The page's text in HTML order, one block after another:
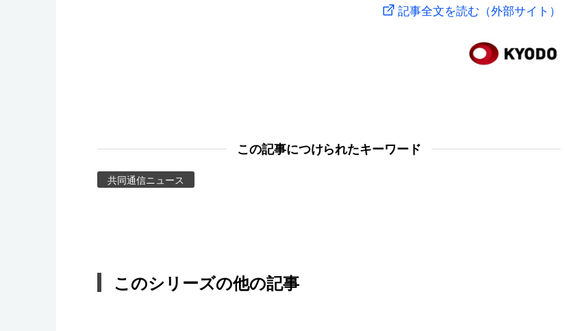
記事全文を読む（外部サイト）
この記事につけられたキーワード
共同通信ニュース
このシリーズの他の記事